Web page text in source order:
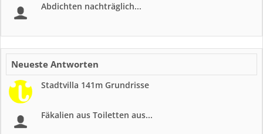
Abdichten nachträglich...
Neueste Antworten
Stadtvilla 141m Grundrisse
Fäkalien aus Toiletten aus...